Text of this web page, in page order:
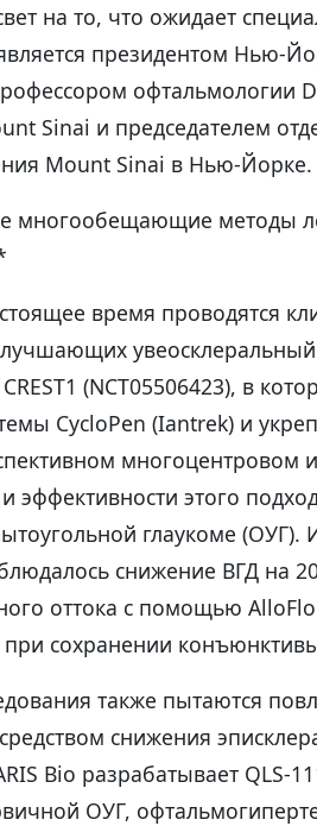
на то, что ожидает
президентом Нью-
офтальмологии
Sinai и председателем
Mount Sinai в Нью-Йорке.
многообещающие методы
время проводятся
увеосклеральный
(NCT05506423), в
CycloPen (Iantrek) и
многоцентровом
эффективности этого
глаукоме (ОУГ).
снижение ВГД на
оттока с помощью
сохранении
также пытаются
снижения
Bio разрабатывает QLS-
ОУГ,